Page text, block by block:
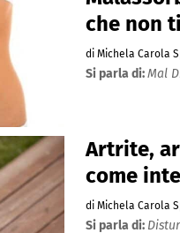
che non
di Michela Carola
Si parla di:Mal
Artrite,
come
di Michela Carola
Si parla di: